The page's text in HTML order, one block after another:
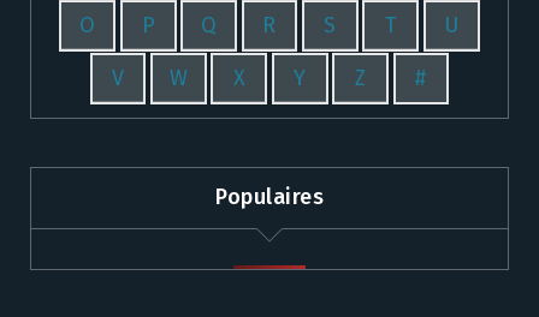
O P Q R S T U
V W X Y Z #
Populaires